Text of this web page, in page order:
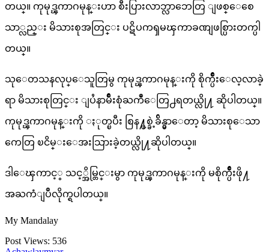
တယ္။ ကုမုဒ္ၾကာဂမုန္းဟာ စီးပြားလာဘ္လာဘေတြ ျဖစ္ေစေ
သာ္လည္း မိသားစုအတြင္း ပဋိပကၡမၾကာခဏျဖစ္ပြားတက္ပါ
တယ္။
သုေတသနလုပ္ေသူတြမွ ကုမုဒ္ၾကာဂမုန္းကို စိုက္ပ်ိဳးေလ့လာခဲ့
ရာ မိသားစုတြင္း ျပႆနာမ်ိဳးစုံႀကဳံေတြ႕ရတယ္လို႔ ဆိုပါတယ္။
ကုမုဒ္ၾကာဂမုန္းကို ႏုတ္ၿပီး စြန႔္ပစ္ခဲ့ခ်ိန္မွာေတာ့ မိသားစုေသာ
ကေတြ ၿငိမ္းေအးသြားခဲ့တယ္လို႔ဆိုပါတယ္။
ဒါေၾကာင့္ သင့္အိမ္တြင္းမွာ ကုမုဒ္ၾကာဂမုန္းကို မစိုက္ပ်ိဳးဖို႔
အႀကံျပဳလိုက္ရပါတယ္။
My Mandalay
Post Views: 536